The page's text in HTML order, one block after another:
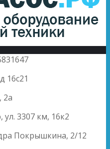
16с21
2а
ул. 3307 км, 16к2
Покрышкина, 2/12